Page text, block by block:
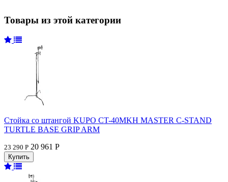
Товары из этой категории
Стойка со штангой KUPO CT-40MKH MASTER C-STAND
TURTLE BASE GRIP ARM
23 290 Р 20 961 Р